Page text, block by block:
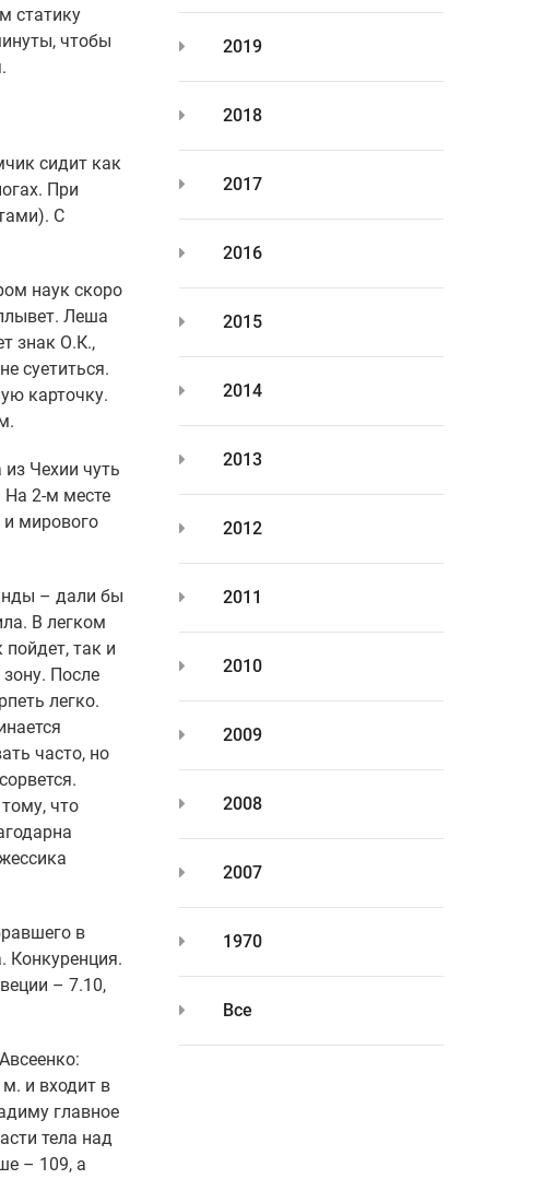
статику
чтобы
сидит как
При
С
наук скоро
Леша
знак О.К.,
суетиться.
карточку.
Чехии чуть
На 2-м месте
и мирового
– дали бы
В легком
так и
После
легко.
часто, но
что
в
Конкуренция.
– 7.10,
и входит в
главное
тела над
– 109, а
2019
2018
2017
2016
2015
2014
2013
2012
2011
2010
2009
2008
2007
1970
Все